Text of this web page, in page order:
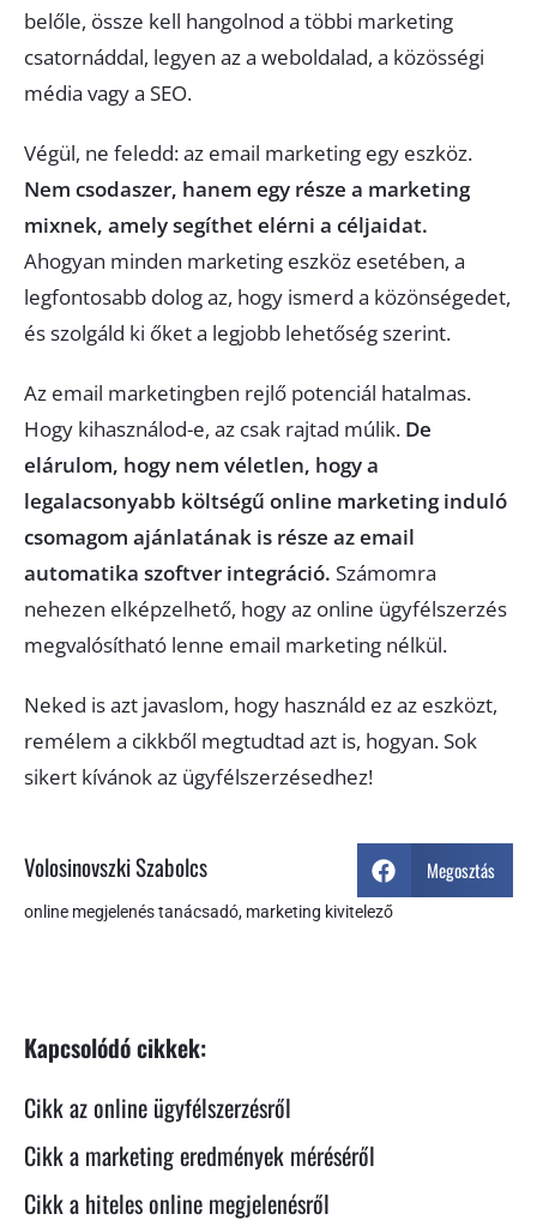
belőle, össze kell hangolnod a többi marketing
csatornáddal, legyen az a weboldalad, a közösségi
média vagy a SEO.
Végül, ne feledd: az email marketing egy eszköz.
Nem csodaszer, hanem egy része a marketing
mixnek, amely segíthet elérni a céljaidat.
Ahogyan minden marketing eszköz esetében, a
legfontosabb dolog az, hogy ismerd a közönségedet,
és szolgáld ki őket a legjobb lehetőség szerint.
Az email marketingben rejlő potenciál hatalmas.
Hogy kihasználod-e, az csak rajtad múlik. De
elárulom, hogy nem véletlen, hogy a
legalacsonyabb költségű online marketing induló
csomagom ajánlatának is része az email
automatika szoftver integráció. Számomra
nehezen elképzelhető, hogy az online ügyfélszerzés
megvalósítható lenne email marketing nélkül.
Neked is azt javaslom, hogy használd ez az eszközt,
remélem a cikkből megtudtad azt is, hogyan. Sok
sikert kívánok az ügyfélszerzésedhez!
Volosinovszki Szabolcs Megosztás
online megjelenés tanácsadó, marketing kivitelező
Kapcsolódó cikkek:
Cikk az online ügyfélszerzésről
Cikk a marketing eredmények méréséről
Cikk a hiteles online megjelenésről